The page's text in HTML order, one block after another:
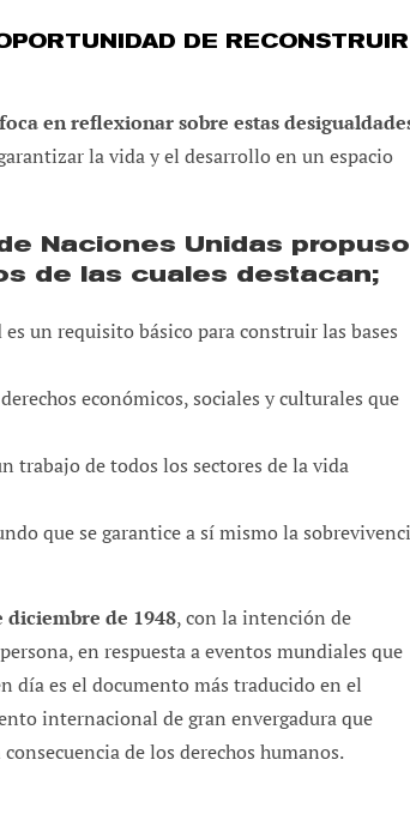
DE RECONSTRUIR
en reflexionar sobre estas
la vida y el desarrollo en un espacio
Naciones Unidas propuso
de las cuales destacan;
es un requisito básico para construir las bases
económicos, sociales y culturales que
trabajo de todos los sectores de la vida
que se garantice a sí mismo la
diciembre de 1948, con la intención de
en respuesta a eventos mundiales que
día es el documento más traducido en el
internacional de gran envergadura que
de los derechos humanos.